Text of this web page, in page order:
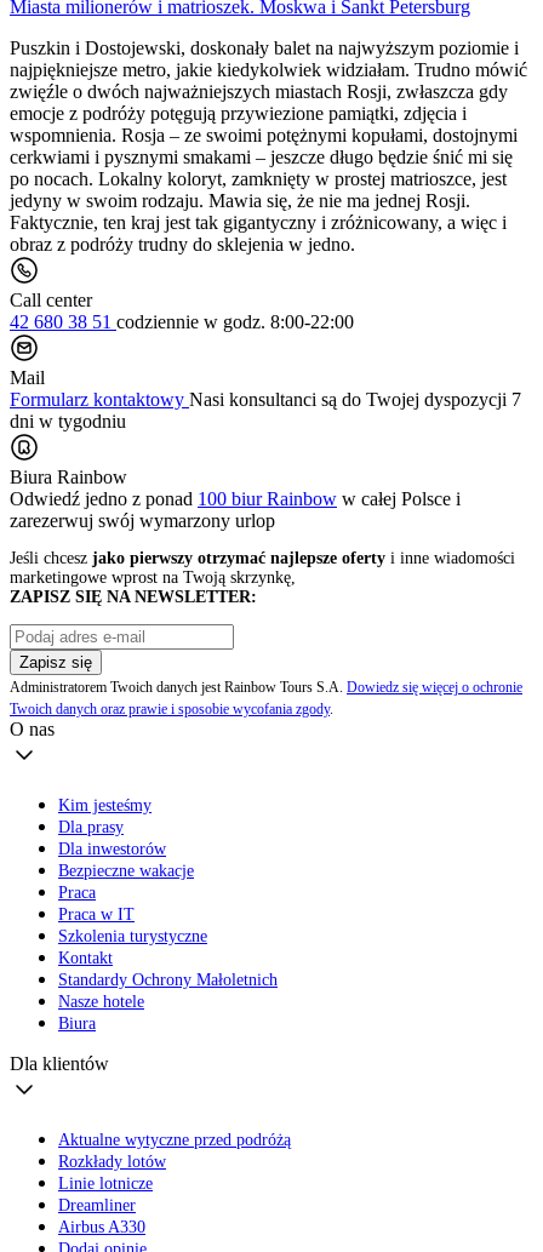
Miasta milionerów i matrioszek. Moskwa i Sankt Petersburg
Puszkin i Dostojewski, doskonały balet na najwyższym poziomie i
najpiękniejsze metro, jakie kiedykolwiek widziałam. Trudno mówić
zwięźle o dwóch najważniejszych miastach Rosji, zwłaszcza gdy
emocje z podróży potęgują przywiezione pamiątki, zdjęcia i
wspomnienia. Rosja – ze swoimi potężnymi kopułami, dostojnymi
cerkwiami i pysznymi smakami – jeszcze długo będzie śnić mi się
po nocach. Lokalny koloryt, zamknięty w prostej matrioszce, jest
jedyny w swoim rodzaju. Mawia się, że nie ma jednej Rosji.
Faktycznie, ten kraj jest tak gigantyczny i zróżnicowany, a więc i
obraz z podróży trudny do sklejenia w jedno.
Call center
42 680 38 51 codziennie w godz. 8:00-22:00
Mail
Formularz kontaktowy Nasi konsultanci są do Twojej dyspozycji 7
dni w tygodniu
Biura Rainbow
Odwiedź jedno z ponad 100 biur Rainbow w całej Polsce i
zarezerwuj swój wymarzony urlop
Jeśli chcesz jako pierwszy otrzymać najlepsze oferty i inne wiadomości
marketingowe wprost na Twoją skrzynkę,
ZAPISZ SIĘ NA NEWSLETTER:
Zapisz się
Administratorem Twoich danych jest Rainbow Tours S.A. Dowiedz się więcej o ochronie
Twoich danych oraz prawie i sposobie wycofania zgody.
O nas
Kim jesteśmy
Dla prasy
Dla inwestorów
Bezpieczne wakacje
Praca
Praca w IT
Szkolenia turystyczne
Kontakt
Standardy Ochrony Małoletnich
Nasze hotele
Biura
Dla klientów
Aktualne wytyczne przed podróżą
Rozkłady lotów
Linie lotnicze
Dreamliner
Airbus A330